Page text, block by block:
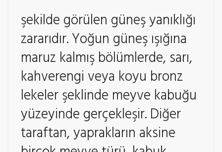
şekilde görülen güneş yanıklığı
zararıdır. Yoğun güneş ışığına
maruz kalmış bölümlerde, sarı,
kahverengi veya koyu bronz
lekeler şeklinde meyve kabuğu
yüzeyinde gerçekleşir. Diğer
taraftan, yaprakların aksine